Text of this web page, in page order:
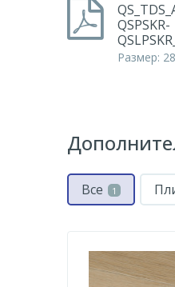
QSPSKR-
Размер:
Все 1